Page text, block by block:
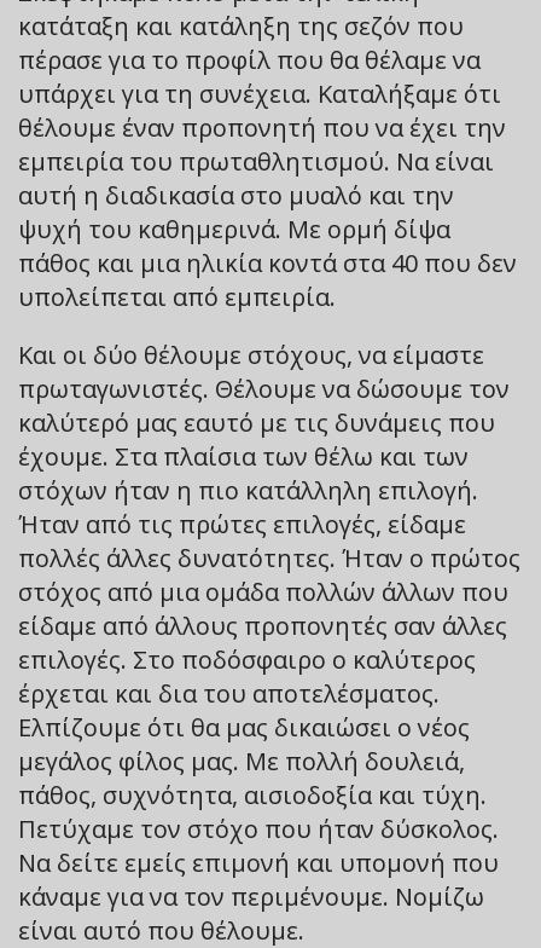
κατάταξη και κατάληξη της σεζόν που
πέρασε για το προφίλ που θα θέλαμε να
υπάρχει για τη συνέχεια. Καταλήξαμε ότι
θέλουμε έναν προπονητή που να έχει την
εμπειρία του πρωταθλητισμού. Να είναι
αυτή η διαδικασία στο μυαλό και την
ψυχή του καθημερινά. Με ορμή δίψα
πάθος και μια ηλικία κοντά στα 40 που δεν
υπολείπεται από εμπειρία.
Και οι δύο θέλουμε στόχους, να είμαστε
πρωταγωνιστές. Θέλουμε να δώσουμε τον
καλύτερό μας εαυτό με τις δυνάμεις που
έχουμε. Στα πλαίσια των θέλω και των
στόχων ήταν η πιο κατάλληλη επιλογή.
Ήταν από τις πρώτες επιλογές, είδαμε
πολλές άλλες δυνατότητες. Ήταν ο πρώτος
στόχος από μια ομάδα πολλών άλλων που
είδαμε από άλλους προπονητές σαν άλλες
επιλογές. Στο ποδόσφαιρο ο καλύτερος
έρχεται και δια του αποτελέσματος.
Ελπίζουμε ότι θα μας δικαιώσει ο νέος
μεγάλος φίλος μας. Με πολλή δουλειά,
πάθος, συχνότητα, αισιοδοξία και τύχη.
Πετύχαμε τον στόχο που ήταν δύσκολος.
Να δείτε εμείς επιμονή και υπομονή που
κάναμε για να τον περιμένουμε. Νομίζω
είναι αυτό που θέλουμε.